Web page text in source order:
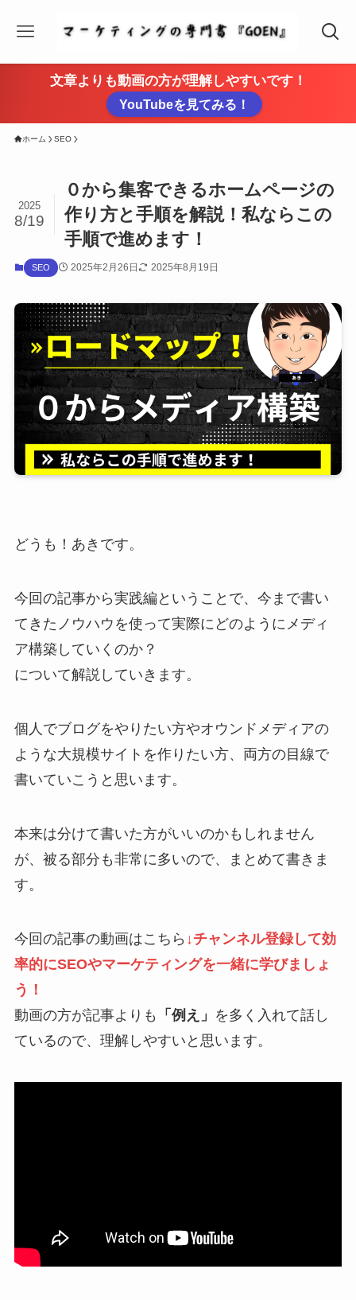
文章よりも動画の方が理解しやすいです！
YouTubeを見てみる！
ホーム SEO
０から集客できるホームページの
作り方と手順を解説！私ならこの
手順で進めます！
2025
8/19
SEO 2025年2月26日 2025年8月19日
どうも！あきです。
今回の記事から実践編ということで、今まで書い
てきたノウハウを使って実際にどのようにメディ
ア構築していくのか？
について解説していきます。
個人でブログをやりたい方やオウンドメディアの
ような大規模サイトを作りたい方、両方の目線で
書いていこうと思います。
本来は分けて書いた方がいいのかもしれません
が、被る部分も非常に多いので、まとめて書きま
す。
今回の記事の動画はこちら ↓チャンネル登録して効
率的にSEOやマーケティングを一緒に学びましょ
う！
動画の方が記事よりも
「例え」 を多く入れて話し
ているので、理解しやすいと思います。